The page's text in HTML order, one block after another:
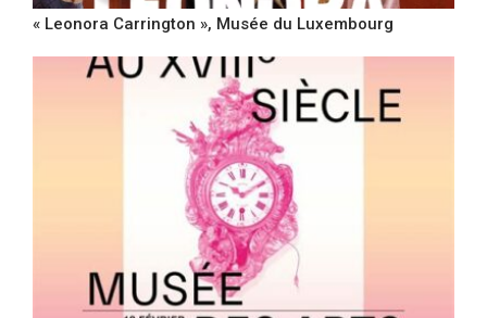
« Leonora Carrington », Musée du Luxembourg